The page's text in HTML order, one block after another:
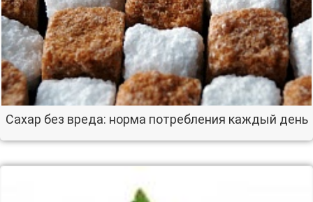
Сахар без вреда: норма потребления каждый день